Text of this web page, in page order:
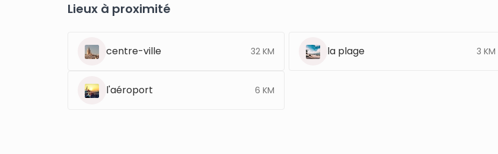
Lieux à proximité
centre-ville 32 KM la plage 3 KM
l'aéroport 6 KM